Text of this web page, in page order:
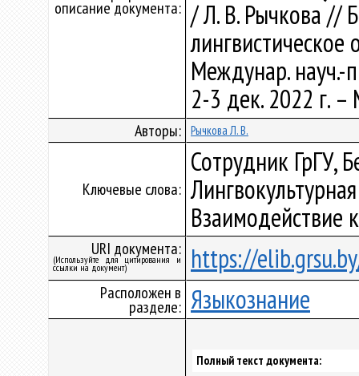
описание документа: / Л. В. Рычкова //
Междунар. науч.-
2-3 дек. 2022 г.
Авторы: Рычкова Л. В.
Ключевые слова:
Сотрудник ГрГУ,
Взаимодействие
URI документа:
(Используйте для цитирования и
ссылки на документ) https://
Расположен в
разделе: Языкознание
Полный текст документа: